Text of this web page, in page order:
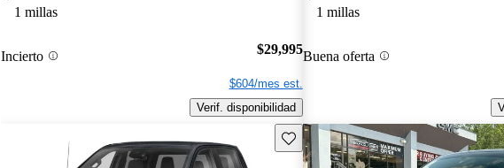
1 millas
Incierto $29,995
$604/mes est.
Verif. disponibilidad
1 millas
Buena oferta
Guarda este Aviso